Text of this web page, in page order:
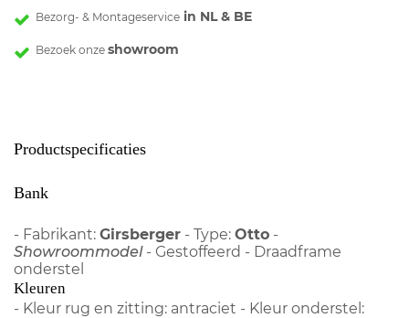
Bezorg- & Montageservice in NL & BE
Bezoek onze showroom
Productspecificaties
Bank
- Fabrikant: Girsberger - Type: Otto -
Showroommodel- Gestoffeerd - Draadframe
onderstel
Kleuren
- Kleur rug en zitting: antraciet - Kleur onderstel: